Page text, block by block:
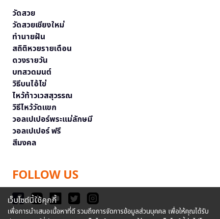
วัดสวย
วัดสวยเชียงใหม่
ทำนายฝัน
สถิติหวยรายเดือน
ดวงรายวัน
บทสวดมนต์
วิธีบนไอ้ไข่
ไหว้ท้าวเวสสุวรรณ
วิธีไหว้วัดแขก
วอลเปเปอร์พระแม่ลักษมี
วอลเปเปอร์ ฟรี
สีมงคล
FOLLOW US
เว็บไซต์นี้ใช้คุกกี้
เพื่อการนำเสนอเนื้อหาที่ดี รวมถึงการจัดการข้อมูลส่วนบุคคล เพื่อให้คุณได้รับ